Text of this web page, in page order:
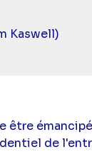
Kaswell)
être
de